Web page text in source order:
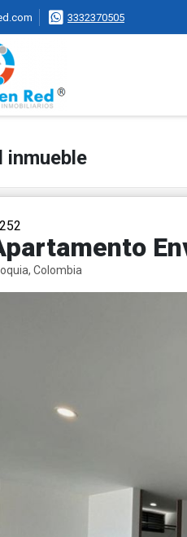
3332370505
inmueble
Colombia